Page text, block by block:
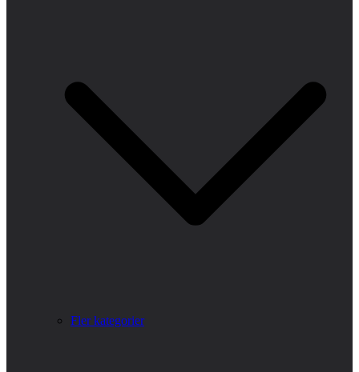
Fler kategorier